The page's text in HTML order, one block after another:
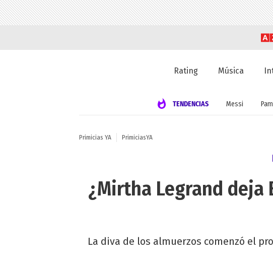
Rating Música
TENDENCIAS Messi
Primicias YA PrimiciasYA
¿Mirtha Legrand deja
La diva de los almuerzos comenzó el